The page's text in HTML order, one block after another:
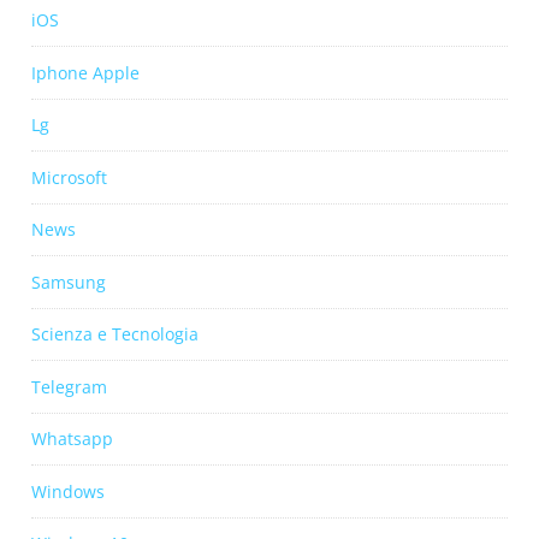
iOS
Iphone Apple
Lg
Microsoft
News
Samsung
Scienza e Tecnologia
Telegram
Whatsapp
Windows